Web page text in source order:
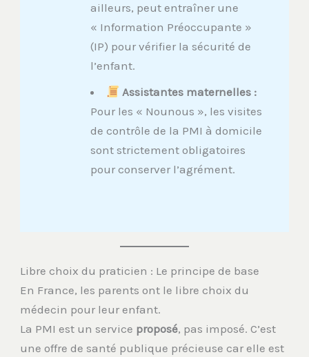
ailleurs, peut entraîner une
« Information Préoccupante »
(IP) pour vérifier la sécurité de
l’enfant.
Assistantes maternelles :
Pour les « Nounous », les visites
de contrôle de la PMI à domicile
sont strictement obligatoires
pour conserver l’agrément.
Libre choix du praticien : Le principe de base
En France, les parents ont le libre choix du
médecin pour leur enfant.
La PMI est un service proposé, pas imposé. C’est
une offre de santé publique précieuse car elle est